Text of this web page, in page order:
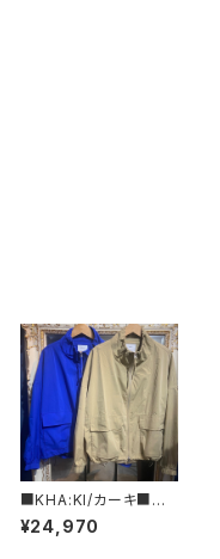
■KHA:KI/カーキ■ス
タンドカラージップアッ
プジャケット■MIL25H
¥24,970